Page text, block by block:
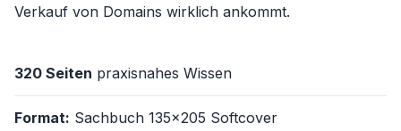
Verkauf von Domains wirklich ankommt.
320 Seiten praxisnahes Wissen
Format: Sachbuch 135x205 Softcover